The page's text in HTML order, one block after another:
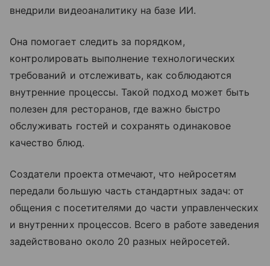
внедрили видеоаналитику на базе ИИ.
Она помогает следить за порядком,
контролировать выполнение технологических
требований и отслеживать, как соблюдаются
внутренние процессы. Такой подход может быть
полезен для ресторанов, где важно быстро
обслуживать гостей и сохранять одинаковое
качество блюд.
Создатели проекта отмечают, что нейросетям
передали большую часть стандартных задач: от
общения с посетителями до части управленческих
и внутренних процессов. Всего в работе заведения
задействовано около 20 разных нейросетей.